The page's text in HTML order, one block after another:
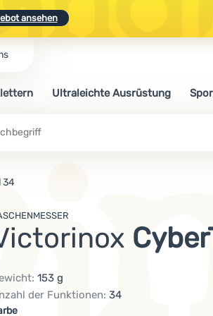
ansehen
ansehenUltraleichte Ausrüstung
34
153 g
der Funktionen: 34
wählen